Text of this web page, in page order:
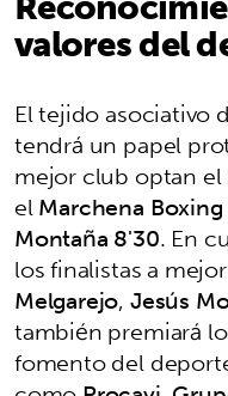
valores del
El tejido asociativo
tendrá un papel
mejor club optan el
elMarchena
Montaña 8'30. En
los finalistas a
Melgarejo,Jesús
también premiará
fomento del